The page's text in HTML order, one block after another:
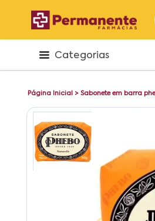
Categorias
Página Inicial > Sabonete em barra